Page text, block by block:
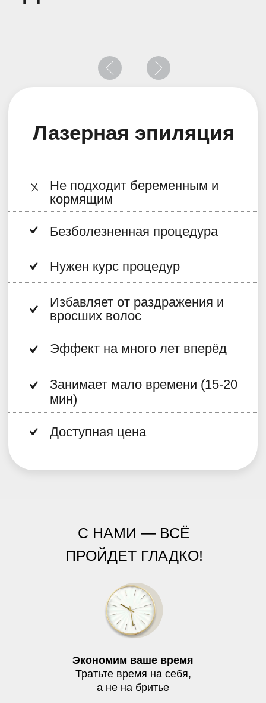
С НАМИ — ВСЁ
ПРОЙДЕТ ГЛАДКО!
Экономим ваше время
Тратьте время на себя,
а не на бритье
СТОИМОСТЬ
ПРОЦЕДУР
Всё тело Стандарт
5 самых популярных зон
Лицо полностью